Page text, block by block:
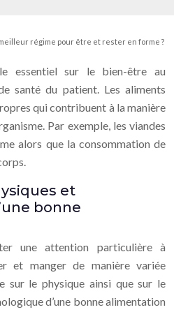
régime pour être et rester en forme ?
essentiel sur le bien-être au
santé du patient. Les aliments
qui contribuent à la manière
Par exemple, les viandes
alors que la consommation de
et
bonne
une attention particulière à
et manger de manière variée
sur le physique ainsi que sur le
d’une bonne alimentation